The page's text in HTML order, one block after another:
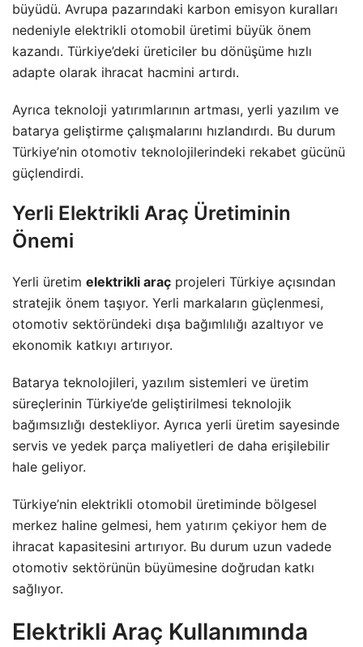
büyüdü. Avrupa pazarındaki karbon emisyon kuralları
nedeniyle elektrikli otomobil üretimi büyük önem
kazandı. Türkiye’deki üreticiler bu dönüşüme hızlı
adapte olarak ihracat hacmini artırdı.
Ayrıca teknoloji yatırımlarının artması, yerli yazılım ve
batarya geliştirme çalışmalarını hızlandırdı. Bu durum
Türkiye’nin otomotiv teknolojilerindeki rekabet gücünü
güçlendirdi.
Yerli Elektrikli Araç Üretiminin
Önemi
Yerli üretim elektrikli araç projeleri Türkiye açısından
stratejik önem taşıyor. Yerli markaların güçlenmesi,
otomotiv sektöründeki dışa bağımlılığı azaltıyor ve
ekonomik katkıyı artırıyor.
Batarya teknolojileri, yazılım sistemleri ve üretim
süreçlerinin Türkiye’de geliştirilmesi teknolojik
bağımsızlığı destekliyor. Ayrıca yerli üretim sayesinde
servis ve yedek parça maliyetleri de daha erişilebilir
hale geliyor.
Türkiye’nin elektrikli otomobil üretiminde bölgesel
merkez haline gelmesi, hem yatırım çekiyor hem de
ihracat kapasitesini artırıyor. Bu durum uzun vadede
otomotiv sektörünün büyümesine doğrudan katkı
sağlıyor.
Elektrikli Araç Kullanımında